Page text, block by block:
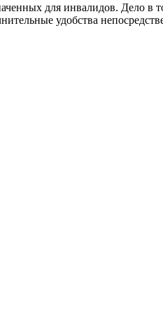
для инвалидов. Дело в
удобства